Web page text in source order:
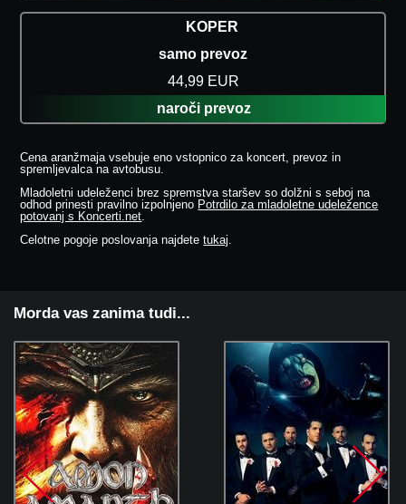
KOPER
samo prevoz
44,99 EUR
naroči prevoz
Cena aranžmaja vsebuje eno vstopnico za koncert, prevoz in
spremljevalca na avtobusu.
Mladoletni udeleženci brez spremstva staršev so dolžni s seboj na
odhod prinesti pravilno izpolnjeno Potrdilo za mladoletne udeležence
potovanj s Koncerti.net.
Celotne pogoje poslovanja najdetetukaj.
Morda vas zanima tudi...